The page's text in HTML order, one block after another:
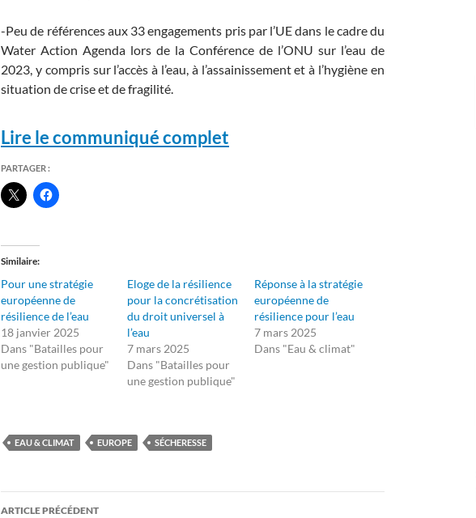
-Peu de références aux 33 engagements pris par l’UE dans le cadre du
Water Action Agenda lors de la Conférence de l’ONU sur l’eau de
2023, y compris sur l’accès à l’eau, à l’assainissement et à l’hygiène en
situation de crise et de fragilité.
Lire le communiqué complet
PARTAGER :
Similaire
Pour une stratégie
européenne de
résilience de l’eau
18 janvier 2025
Dans "Batailles pour
une gestion publique"
Eloge de la résilience
pour la concrétisation
du droit universel à
l’eau
7 mars 2025
Dans "Batailles pour
une gestion publique"
Réponse à la stratégie
européenne de
résilience pour l’eau
7 mars 2025
Dans "Eau & climat"
EAU & CLIMAT EUROPE SÉCHERESSE
Navigation
ARTICLE PRÉCÉDENT